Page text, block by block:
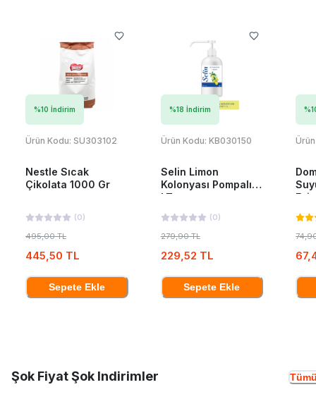
%10 İndirim
Ürün Kodu: SU303102
Nestle Sıcak
Çikolata 1000 Gr
(0)
495,00 TL
445,50 TL
Sepete Ekle
%18 İndirim
Ürün Kodu: KB030150
Selin Limon
Kolonyası Pompalı 1
LT
(0)
279,90 TL
229,52 TL
Sepete Ekle
%
Şok Fiyat Şok Indirimler